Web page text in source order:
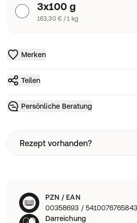
3x100 g
163,30 € / 1 kg
Merken
Teilen
Persönliche Beratung
Rezept vorhanden?
Wie funktioniert eine
PZN / EAN
00358693 / 5410076765843
Darreichung